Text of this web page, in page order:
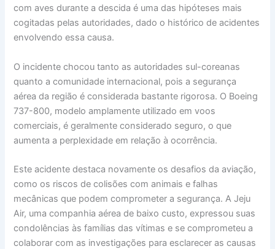
com aves durante a descida é uma das hipóteses mais
cogitadas pelas autoridades, dado o histórico de acidentes
envolvendo essa causa.
O incidente chocou tanto as autoridades sul-coreanas
quanto a comunidade internacional, pois a segurança
aérea da região é considerada bastante rigorosa. O Boeing
737-800, modelo amplamente utilizado em voos
comerciais, é geralmente considerado seguro, o que
aumenta a perplexidade em relação à ocorrência.
Este acidente destaca novamente os desafios da aviação,
como os riscos de colisões com animais e falhas
mecânicas que podem comprometer a segurança. A Jeju
Air, uma companhia aérea de baixo custo, expressou suas
condolências às famílias das vítimas e se comprometeu a
colaborar com as investigações para esclarecer as causas